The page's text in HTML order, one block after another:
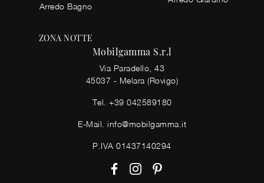
Arredo Bagno
ZONA NOTTE
Mobilgamma S.r.l
Via Paradello, 43
45037 - Melara (Rovigo)
Tel. +39 042589180
E-Mail. info@mobilgamma.it
P.IVA 01437140294